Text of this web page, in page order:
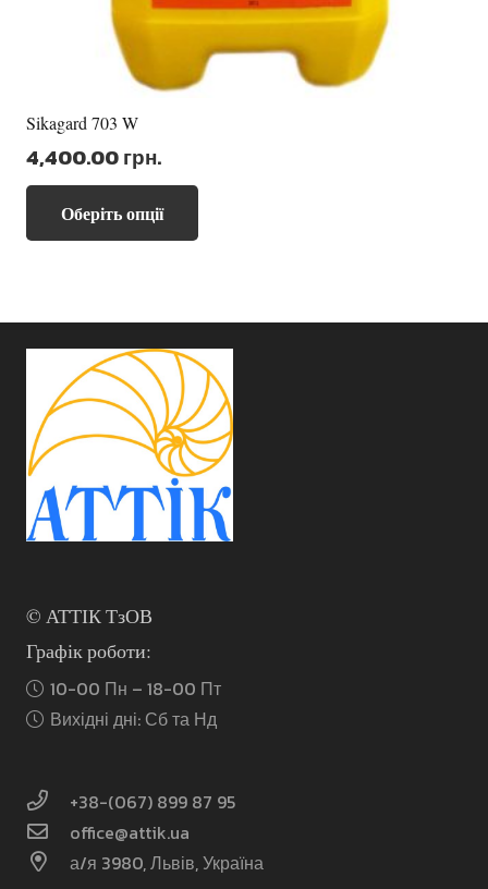
Sikagard 703 W
4,400.00грн.
Оберіть опції
можна
вибрати
на
сторінці
товару
© АТТІК ТзОВ
Графік роботи:
10-00 Пн – 18-00 Пт
Вихідні дні: Сб та Нд
+38-(067) 899 87 95
office@attik.ua
а/я 3980, Львів, Україна